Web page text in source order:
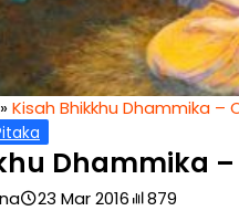
»Kisah Bhikkhu Dhammika –
Dhammika
23 Mar 2016 879